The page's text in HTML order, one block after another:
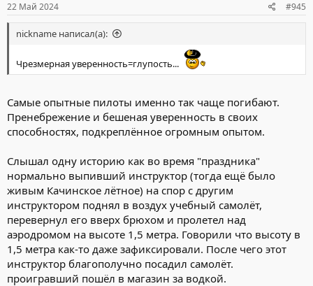
22 Май 2024 #945
nickname написал(а):
Чрезмерная уверенность=глупость...
Самые опытные пилоты именно так чаще погибают.
Пренебрежение и бешеная уверенность в своих
способностях, подкреплённое огромным опытом.
Слышал одну историю как во время "праздника"
нормально выпивший инструктор (тогда ещё было
живым Качинское лётное) на спор с другим
инструктором поднял в воздух учебный самолёт,
перевернул его вверх брюхом и пролетел над
аэродромом на высоте 1,5 метра. Говорили что высоту в
1,5 метра как-то даже зафиксировали. После чего этот
инструктор благополучно посадил самолёт.
проигравший пошёл в магазин за водкой.